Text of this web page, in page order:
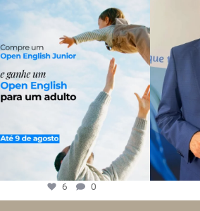
6 0